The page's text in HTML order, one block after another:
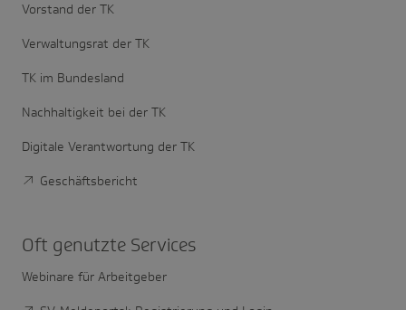
Vorstand der TK
Verwaltungsrat der TK
TK im Bundesland
Nachhaltigkeit bei der TK
Digitale Verantwortung der TK
Geschäftsbericht
Oft genutzte Services
Webinare für Arbeitgeber